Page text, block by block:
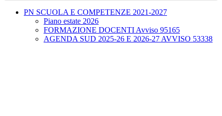
PN SCUOLA E COMPETENZE 2021-2027
Piano estate 2026
FORMAZIONE DOCENTI Avviso 95165
AGENDA SUD 2025-26 E 2026-27 AVVISO 53338